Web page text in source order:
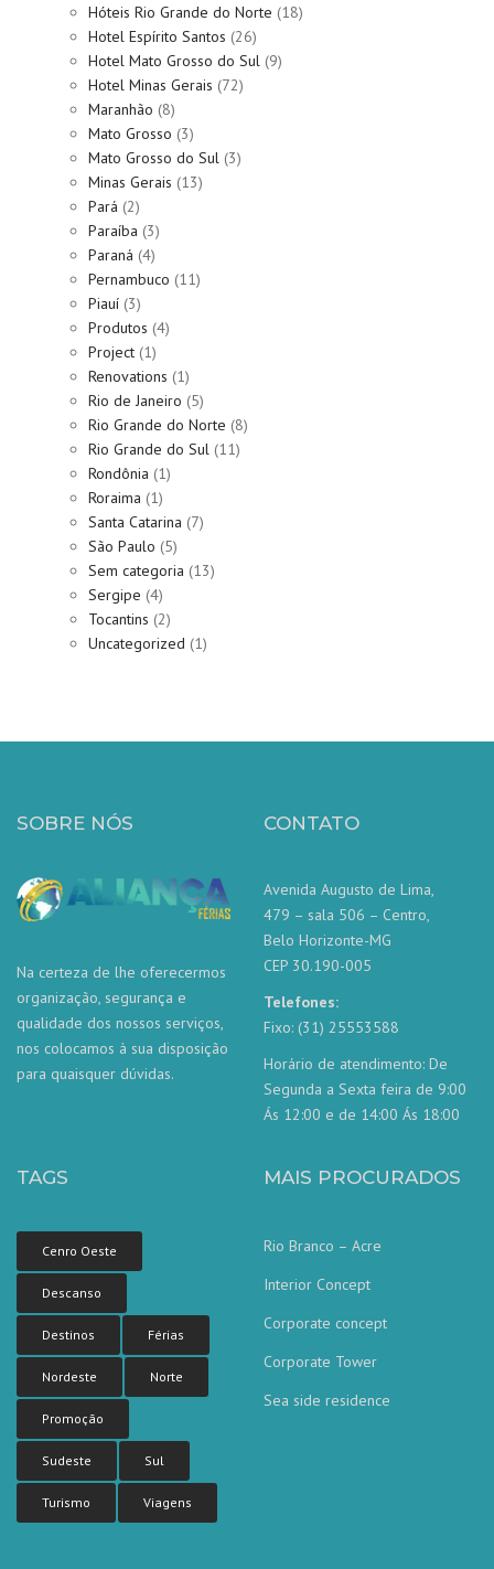
Hóteis Rio Grande do Norte (18)
Hotel Espírito Santos (26)
Hotel Mato Grosso do Sul (9)
Hotel Minas Gerais (72)
Maranhão (8)
Mato Grosso (3)
Mato Grosso do Sul (3)
Minas Gerais (13)
Pará (2)
Paraíba (3)
Paraná (4)
Pernambuco (11)
Piauí (3)
Produtos (4)
Project (1)
Renovations (1)
Rio de Janeiro (5)
Rio Grande do Norte (8)
Rio Grande do Sul (11)
Rondônia (1)
Roraima (1)
Santa Catarina (7)
São Paulo (5)
Sem categoria (13)
Sergipe (4)
Tocantins (2)
Uncategorized (1)
SOBRE NÓS
Na certeza de lhe oferecermos
organização, segurança e
qualidade dos nossos serviços,
nos colocamos à sua disposição
para quaisquer dúvidas.
CONTATO
Avenida Augusto de Lima,
479 – sala 506 – Centro,
Belo Horizonte-MG
CEP 30.190-005
Telefones:
Fixo: (31) 25553588
Horário de atendimento: De
Segunda a Sexta feira de 9:00
Ás 12:00 e de 14:00 Ás 18:00
TAGS
Cenro Oeste
Descanso
Destinos Férias
Nordeste Norte
Promoção
Sudeste Sul
Turismo Viagens
MAIS PROCURADOS
Rio Branco – Acre
Interior Concept
Corporate concept
Corporate Tower
Sea side residence
Nossa equipe de atendimento ao